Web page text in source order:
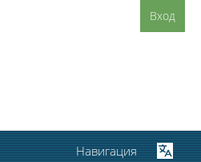
Вход
Навигация